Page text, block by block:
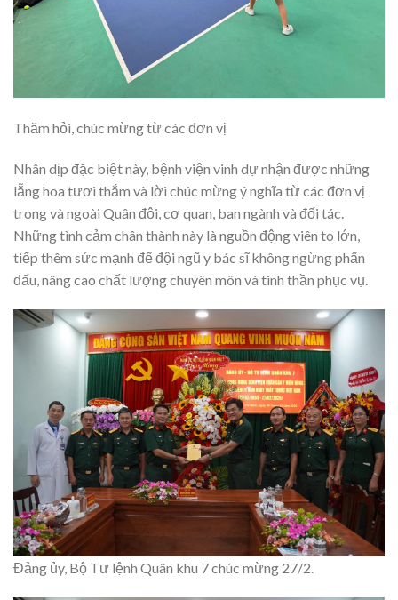
Thăm hỏi, chúc mừng từ các đơn vị
Nhân dịp đặc biệt này, bệnh viện vinh dự nhận được những
lẵng hoa tươi thắm và lời chúc mừng ý nghĩa từ các đơn vị
trong và ngoài Quân đội, cơ quan, ban ngành và đối tác.
Những tình cảm chân thành này là nguồn động viên to lớn,
tiếp thêm sức mạnh để đội ngũ y bác sĩ không ngừng phấn
đấu, nâng cao chất lượng chuyên môn và tinh thần phục vụ.
Đảng ủy, Bộ Tư lệnh Quân khu 7 chúc mừng 27/2.